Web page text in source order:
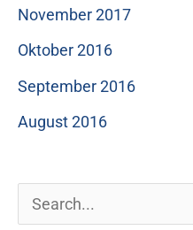
November 2017
Oktober 2016
September 2016
August 2016